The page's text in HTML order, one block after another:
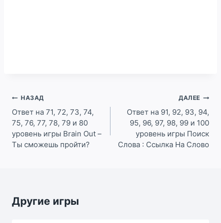
Навигация
по
записям
НАЗАД
Ответ на 71, 72, 73, 74,
75, 76, 77, 78, 79 и 80
уровень игры Brain Out –
Ты сможешь пройти?
ДАЛЕЕ
Ответ на 91, 92, 93, 94,
95, 96, 97, 98, 99 и 100
уровень игры Поиск
Слова : Ссылка На Слово
Другие игры